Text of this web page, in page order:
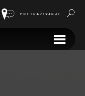
PRETRAŽIVANJE